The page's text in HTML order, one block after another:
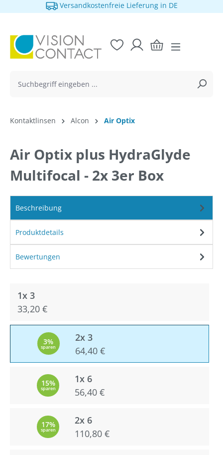
springen
Versandkostenfreie Lieferung in DE
Kontaktlinsen Alcon Air Optix
Air Optix plus HydraGlyde
Multifocal - 2x 3er Box
Beschreibung
Produktdetails
Bewertungen
1x 3
33,20 €
3%
sparen
2x 3
64,40 €
15%
sparen
1x 6
56,40 €
17%
sparen
2x 6
110,80 €